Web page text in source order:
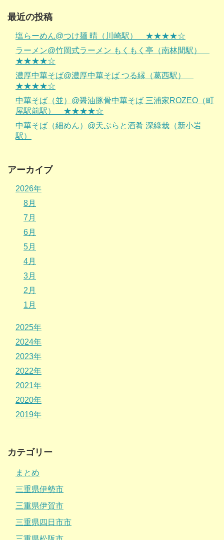
最近の投稿
塩らーめん@つけ麺 晴（川崎駅） ★★★★☆
ラーメン@竹岡式ラーメン もくもく亭（南林間駅）
★★★★☆
濃厚中華そば@濃厚中華そば つる縁（葛西駅）
★★★★☆
中華そば（並）@醤油豚骨中華そば 三浦家ROZEO（町
屋駅前駅） ★★★★☆
中華そば（細めん）@天ぷらと酒肴 深綠栽（新小岩
駅）
アーカイブ
2026年
8月
7月
6月
5月
4月
3月
2月
1月
2025年
2024年
2023年
2022年
2021年
2020年
2019年
カテゴリー
まとめ
三重県伊勢市
三重県伊賀市
三重県四日市市